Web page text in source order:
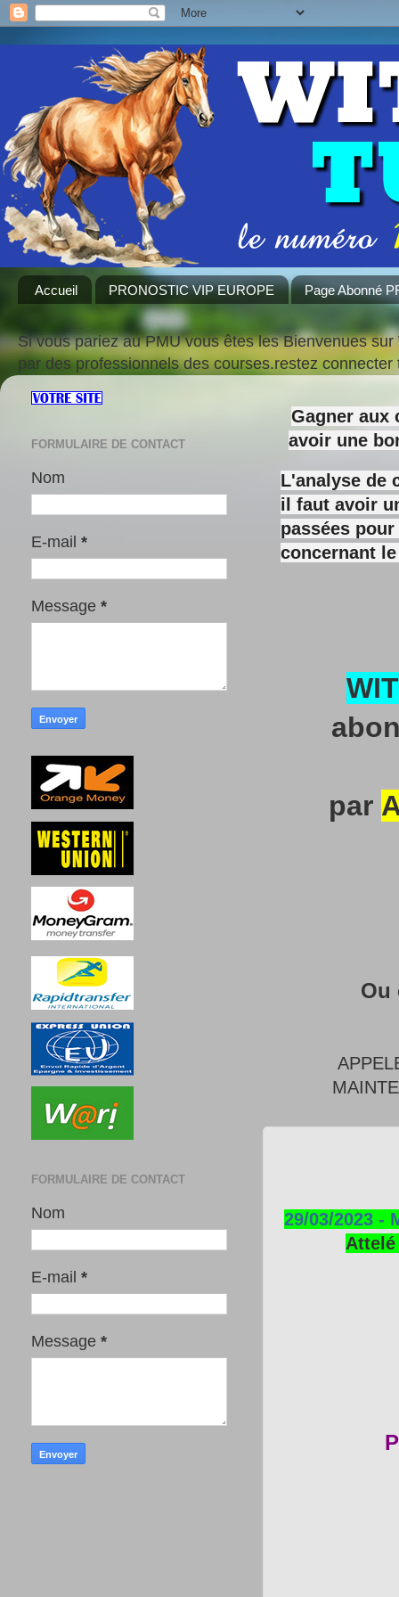
Accueil PRONOSTIC VIP EUROPE Page Abonné
Si vous pariez au PMU vous êtes les Bienvenues
par des professionnels des courses.restez
Gagner aux
avoir une
L'analyse de
il faut avoir
passées
concernant
par
Ou
29/03/2023 -
Attelé
FORMULAIRE DE CONTACT
Nom
E-mail *
Message *
FORMULAIRE DE CONTACT
Nom
E-mail *
Message *